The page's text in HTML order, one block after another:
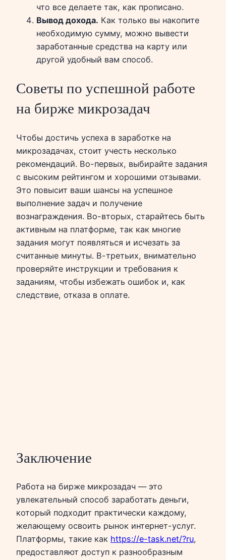
что все делаете так, как прописано.
Вывод дохода. Как только вы накопите
необходимую сумму, можно вывести
заработанные средства на карту или
другой удобный вам способ.
Советы по успешной работе
на бирже микрозадач
Чтобы достичь успеха в заработке на
микрозадачах, стоит учесть несколько
рекомендаций. Во-первых, выбирайте задания
с высоким рейтингом и хорошими отзывами.
Это повысит ваши шансы на успешное
выполнение задач и получение
вознаграждения. Во-вторых, старайтесь быть
активным на платформе, так как многие
задания могут появляться и исчезать за
считанные минуты. В-третьих, внимательно
проверяйте инструкции и требования к
заданиям, чтобы избежать ошибок и, как
следствие, отказа в оплате.
Заключение
Работа на бирже микрозадач — это
увлекательный способ заработать деньги,
который подходит практически каждому,
желающему освоить рынок интернет-услуг.
Платформы, такие как https://e-task.net/?ru,
предоставляют доступ к разнообразным